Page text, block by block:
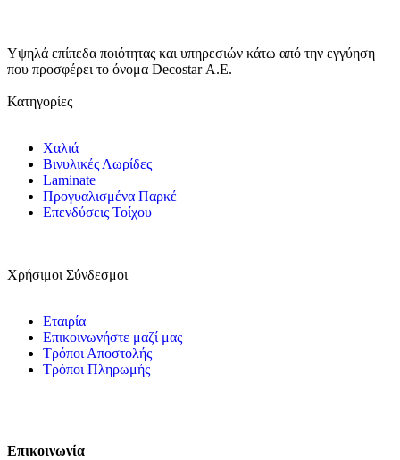
Υψηλά επίπεδα ποιότητας και υπηρεσιών κάτω από την εγγύηση
που προσφέρει το όνομα Decostar Α.Ε.
Κατηγορίες
Χαλιά
Βινυλικές Λωρίδες
Laminate
Προγυαλισμένα Παρκέ
Επενδύσεις Τοίχου
Χρήσιμοι Σύνδεσμοι
Εταιρία
Επικοινωνήστε μαζί μας
Τρόποι Αποστολής
Τρόποι Πληρωμής
Επικοινωνία